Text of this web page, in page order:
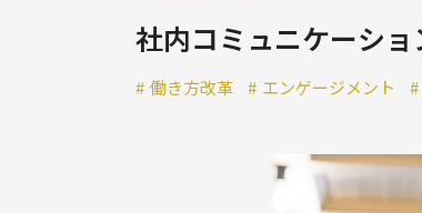
社内コミュニケーシ
# 働き方改革 # エンゲージメント #